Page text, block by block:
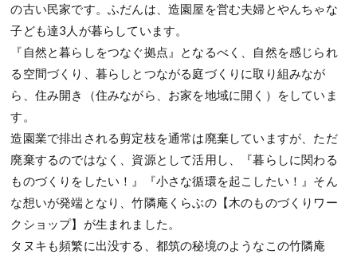
の古い民家です。ふだんは、造園屋を営む夫婦とやんちゃな
子ども達3人が暮らしています。
『自然と暮らしをつなぐ拠点』となるべく、自然を感じられ
る空間づくり、暮らしとつながる庭づくりに取り組みなが
ら、住み開き（住みながら、お家を地域に開く）をしていま
す。
造園業で排出される剪定枝を通常は廃棄していますが、ただ
廃棄するのではなく、資源として活用し、『暮らしに関わる
ものづくりをしたい！』『小さな循環を起こしたい！』そん
な想いが発端となり、竹隣庵くらぶの【木のものづくりワー
クショップ】が生まれました。
タヌキも頻繁に出没する、都筑の秘境のようなこの竹隣庵